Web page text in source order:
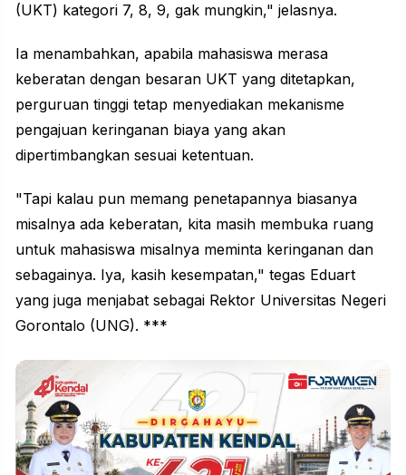
(UKT) kategori 7, 8, 9, gak mungkin," jelasnya.
Ia menambahkan, apabila mahasiswa merasa
keberatan dengan besaran UKT yang ditetapkan,
perguruan tinggi tetap menyediakan mekanisme
pengajuan keringanan biaya yang akan
dipertimbangkan sesuai ketentuan.
"Tapi kalau pun memang penetapannya biasanya
misalnya ada keberatan, kita masih membuka ruang
untuk mahasiswa misalnya meminta keringanan dan
sebagainya. Iya, kasih kesempatan," tegas Eduart
yang juga menjabat sebagai Rektor Universitas Negeri
Gorontalo (UNG). ***